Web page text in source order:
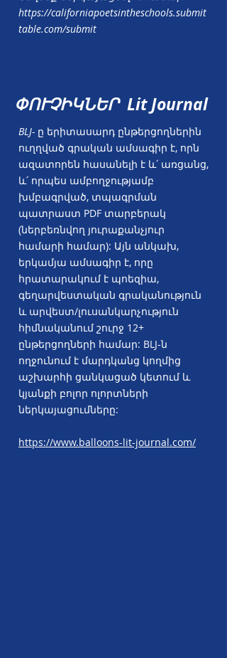
https://californiapoetsintheschools.submit
table.com/submit
ՓՈՒՉԻԿՆԵՐ Lit Journal
BLJ- ը երիտասարդ ընթերցողներին
ուղղված գրական ամսագիր է, որն
ազատորեն հասանելի է և՛ առցանց,
և՛ որպես ամբողջությամբ
խմբագրված, տպագրման
պատրաստ PDF տարբերակ
(ներբեռնվող յուրաքանչյուր
համարի համար): Այն անկախ,
երկամյա ամսագիր է, որը
հրատարակում է պոեզիա,
գեղարվեստական գրականություն
և արվեստ/լուսանկարչություն
հիմնականում շուրջ 12+
ընթերցողների համար: BLJ-ն
ողջունում է մարդկանց կողմից
աշխարհի ցանկացած կետում և
կյանքի բոլոր ոլորտների
ներկայացումները:
https://www.balloons-lit-journal.com/